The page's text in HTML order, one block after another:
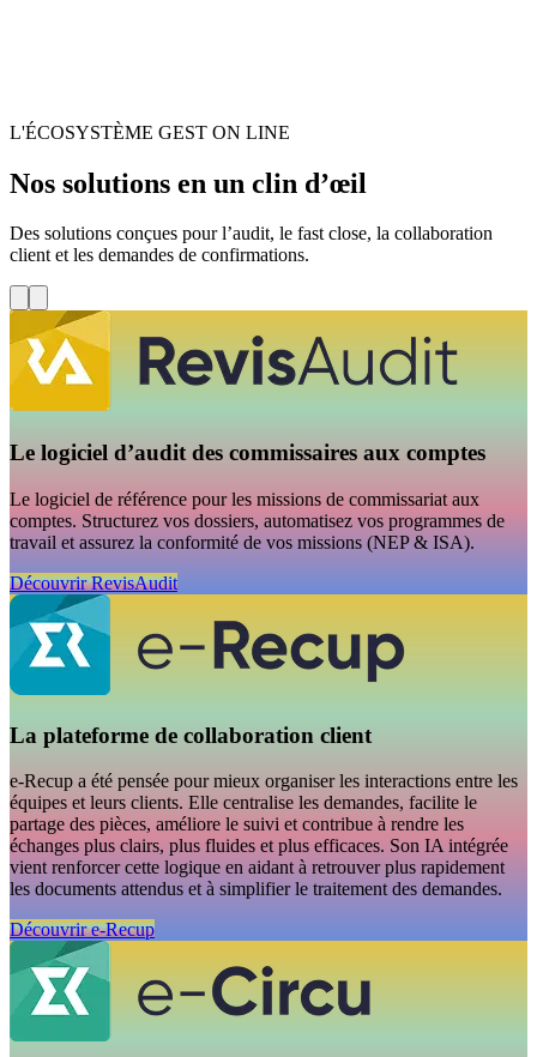
L'ÉCOSYSTÈME GEST ON LINE
Nos solutions en un clin d’œil
Des solutions conçues pour l’audit, le fast close, la collaboration
client et les demandes de confirmations.
Le logiciel d’audit des commissaires aux comptes
Le logiciel de référence pour les missions de commissariat aux
comptes. Structurez vos dossiers, automatisez vos programmes de
travail et assurez la conformité de vos missions (NEP & ISA).
Découvrir RevisAudit
La plateforme de collaboration client
e-Recup a été pensée pour mieux organiser les interactions entre les
équipes et leurs clients. Elle centralise les demandes, facilite le
partage des pièces, améliore le suivi et contribue à rendre les
échanges plus clairs, plus fluides et plus efficaces. Son IA intégrée
vient renforcer cette logique en aidant à retrouver plus rapidement
les documents attendus et à simplifier le traitement des demandes.
Découvrir e-Recup